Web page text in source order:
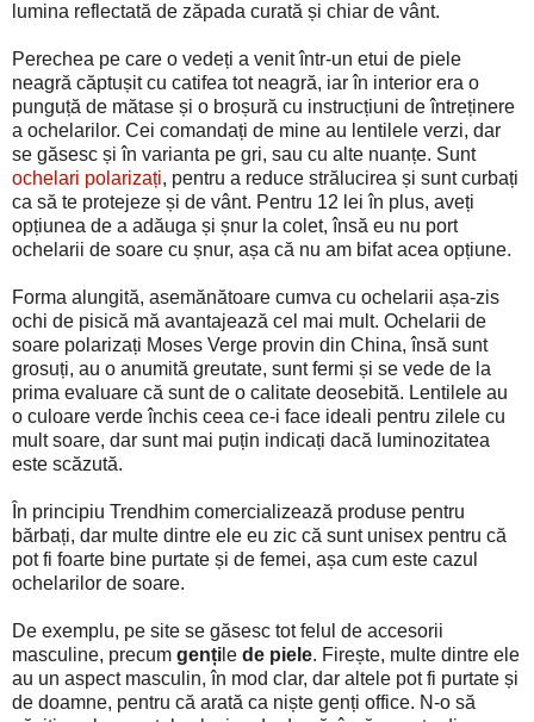
lumina reflectată de zăpada curată și chiar de vânt.
Perechea pe care o vedeți a venit într-un etui de piele
neagră căptușit cu catifea tot neagră, iar în interior era o
punguță de mătase și o broșură cu instrucțiuni de întreținere
a ochelarilor. Cei comandați de mine au lentilele verzi, dar
se găsesc și în varianta pe gri, sau cu alte nuanțe. Sunt
ochelari polarizați, pentru a reduce strălucirea și sunt curbați
ca să te protejeze și de vânt. Pentru 12 lei în plus, aveți
opțiunea de a adăuga și șnur la colet, însă eu nu port
ochelarii de soare cu șnur, așa că nu am bifat acea opțiune.
Forma alungită, asemănătoare cumva cu ochelarii așa-zis
ochi de pisică mă avantajează cel mai mult. Ochelarii de
soare polarizați Moses Verge provin din China, însă sunt
grosuți, au o anumită greutate, sunt fermi și se vede de la
prima evaluare că sunt de o calitate deosebită. Lentilele au
o culoare verde închis ceea ce-i face ideali pentru zilele cu
mult soare, dar sunt mai puțin indicați dacă luminozitatea
este scăzută.
În principiu Trendhim comercializează produse pentru
bărbați, dar multe dintre ele eu zic că sunt unisex pentru că
pot fi foarte bine purtate și de femei, așa cum este cazul
ochelarilor de soare.
De exemplu, pe site se găsesc tot felul de accesorii
masculine, precum genți le de piele. Firește, multe dintre ele
au un aspect masculin, în mod clar, dar altele pot fi purtate și
de doamne, pentru că arată ca niște genți office. N-o să